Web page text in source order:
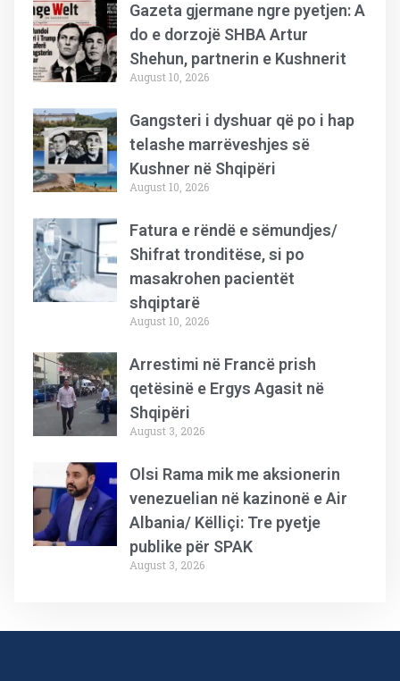
Gazeta gjermane ngre pyetjen: A
do e dorzojë SHBA Artur
Shehun, partnerin e Kushnerit
August 10, 2026
Gangsteri i dyshuar që po i hap
telashe marrëveshjes së
Kushner në Shqipëri
August 10, 2026
Fatura e rëndë e sëmundjes/
Shifrat tronditëse, si po
masakrohen pacientët
shqiptarë
August 10, 2026
Arrestimi në Francë prish
qetësinë e Ergys Agasit në
Shqipëri
August 3, 2026
Olsi Rama mik me aksionerin
venezuelian në kazinonë e Air
Albania/ Këlliçi: Tre pyetje
publike për SPAK
August 3, 2026